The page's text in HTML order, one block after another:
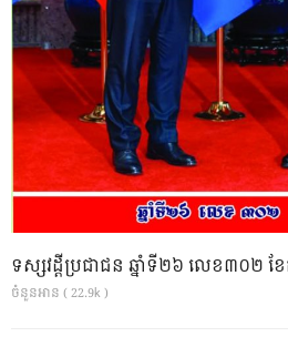
ទស្សវដ្តីប្រជាជន ឆ្នាំទី២៦ លេខ៣០២ ខែ
ចំនួនអាន ( 22.9k )